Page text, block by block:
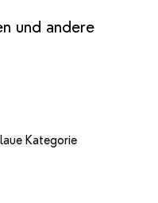
und andere
Kategorie